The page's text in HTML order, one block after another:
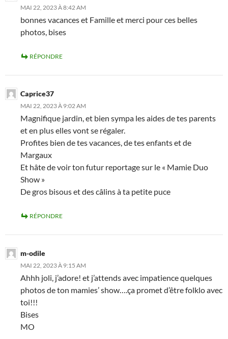
MAI 22, 2023 À 8:42 AM
bonnes vacances et Famille et merci pour ces belles
photos, bises
RÉPONDRE
Caprice37
MAI 22, 2023 À 9:02 AM
Magnifique jardin, et bien sympa les aides de tes parents
et en plus elles vont se régaler.
Profites bien de tes vacances, de tes enfants et de
Margaux
Et hâte de voir ton futur reportage sur le « Mamie Duo
Show »
De gros bisous et des câlins à ta petite puce
RÉPONDRE
m-odile
MAI 22, 2023 À 9:15 AM
Ahhh joli, j’adore! et j’attends avec impatience quelques
photos de ton mamies’ show….ça promet d’être folklo avec
toi!!!
Bises
MO